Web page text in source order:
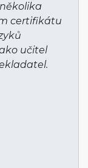
certifikátu
učitel